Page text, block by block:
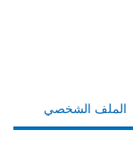
الملف الشخصي